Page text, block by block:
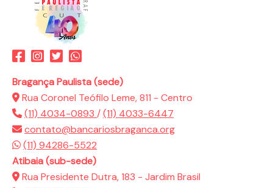
Bragança Paulista (sede)
Rua Coronel Teófilo Leme, 811 - Centro
(11) 4034-0893 /(11) 4033-6447
contato@bancariosbraganca.org
(11) 94286-5522
Atibaia (sub-sede)
Rua Presidente Dutra, 183 - Jardim Brasil